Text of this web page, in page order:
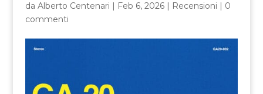
da Alberto Centenari | Feb 6, 2026| Recensioni | 0
commenti